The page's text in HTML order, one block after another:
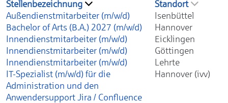
Stellenbezeichnung
Standort
Außendienstmitarbeiter (m/w/d)
Isenbüttel
Bachelor of Arts (B.A.) 2027 (m/w/d)
Hannover
Innendienstmitarbeiter (m/w/d)
Eicklingen
Innendienstmitarbeiter (m/w/d)
Göttingen
Innendienstmitarbeiter (m/w/d)
Lehrte
IT-Spezialist (m/w/d) für die
Administration und den
Anwendersupport Jira / Confluence
Hannover (ivv)